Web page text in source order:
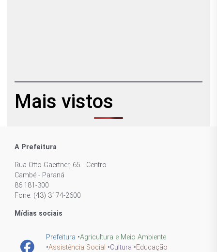
Mais vistos
A Prefeitura
Rua Otto Gaertner, 65 - Centro
Cambé - Paraná
86.181-300
Fone: (43) 3174-2600
Mídias sociais
Prefeitura •Agricultura e Meio Ambiente
•Assistência Social •Cultura •Educação